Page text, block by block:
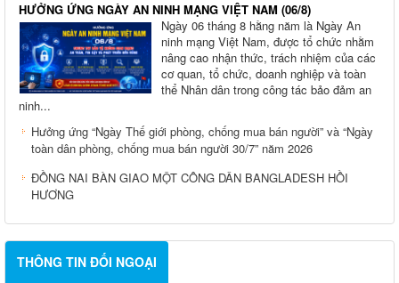
HƯỞNG ỨNG NGÀY AN NINH MẠNG VIỆT NAM (06/8)
Ngày 06 tháng 8 hằng năm là Ngày An
ninh mạng Việt Nam, được tổ chức nhằm
nâng cao nhận thức, trách nhiệm của các
cơ quan, tổ chức, doanh nghiệp và toàn
thể Nhân dân trong công tác bảo đảm an
ninh...
Hưởng ứng “Ngày Thế giới phòng, chống mua bán người” và “Ngày
toàn dân phòng, chống mua bán người 30/7” năm 2026
ĐỒNG NAI BÀN GIAO MỘT CÔNG DÂN BANGLADESH HỒI
HƯƠNG
THÔNG TIN ĐỐI NGOẠI